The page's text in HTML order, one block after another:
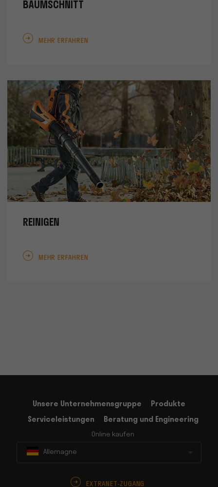
BAUMSCHNITT
MEHR ERFAHREN
REINIGEN
MEHR ERFAHREN
Unsere Unternehmensgruppe
Produkte
Serviceleistungen
Beratung und Engineering
Online kaufen
Allemagne
EXTRANET-ZUGANG